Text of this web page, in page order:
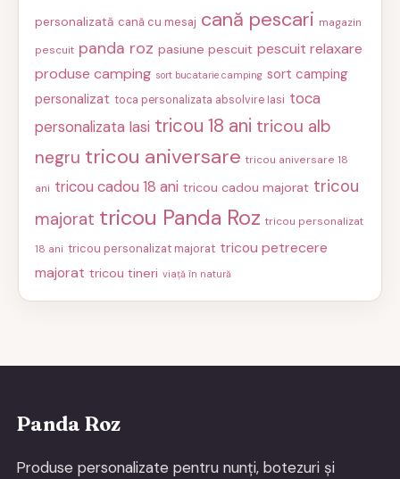
personalizată cană cu mesaj cană pescari magazin
pescuit panda roz pasiune pescuit pescuit relaxare
produse camping sort bucatarie camping sort camping
personalizat toca personalizata absolvire Iasi toca
personalizata Iasi tricou 18 ani tricou alb
negru tricou aniversare tricou aniversare 18
ani tricou cadou 18 ani tricou cadou majorat tricou
majorat tricou Panda Roz tricou personalizat
18 ani tricou personalizat majorat tricou petrecere
majorat tricou tineri viață în natură
Panda Roz
Produse personalizate pentru nunți, botezuri și